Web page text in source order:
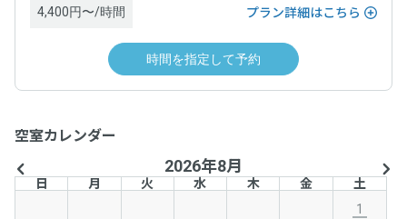
4,400円〜/時間 プラン詳細はこちら
時間を指定して予約
空室カレンダー
2026年8月
日 月 火 水 木 金
土
1